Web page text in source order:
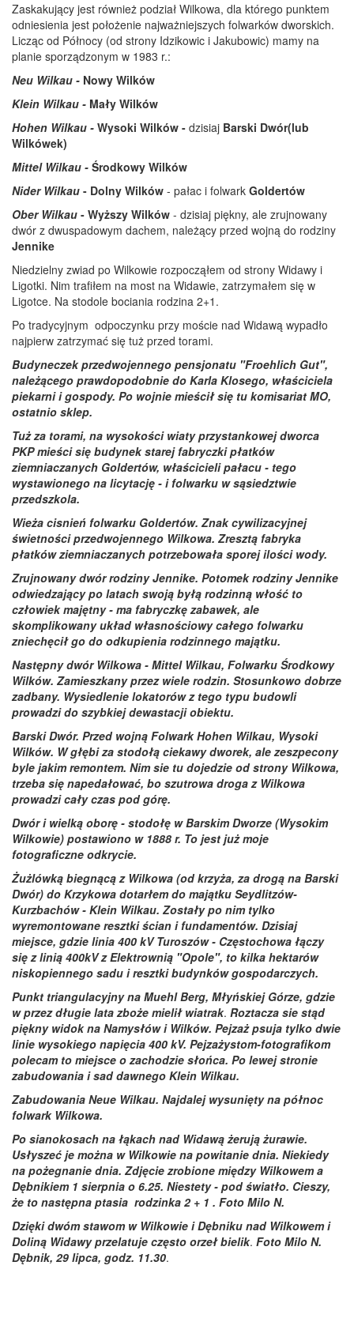
Zaskakujący jest również podział Wilkowa, dla którego punktem
odniesienia jest położenie najważniejszych folwarków dworskich.
Licząc od Północy (od strony Idzikowic i Jakubowic) mamy na
planie sporządzonym w 1983 r.:
Neu Wilkau - Nowy Wilków
Klein Wilkau - Mały Wilków
Hohen Wilkau - Wysoki Wilków - dzisiaj Barski Dwór(lub
Wilkówek)
Mittel Wilkau - Środkowy Wilków
Nider Wilkau - Dolny Wilków - pałac i folwark Goldertów
Ober Wilkau - Wyższy Wilków - dzisiaj piękny, ale zrujnowany
dwór z dwuspadowym dachem, należący przed wojną do rodziny
Jennike
Niedzielny zwiad po Wilkowie rozpocząłem od strony Widawy i
Ligotki. Nim trafiłem na most na Widawie, zatrzymałem się w
Ligotce. Na stodole bociania rodzina 2+1.
Po tradycyjnym odpoczynku przy moście nad Widawą wypadło
najpierw zatrzymać się tuż przed torami.
Budyneczek przedwojennego pensjonatu "Froehlich Gut",
należącego prawdopodobnie do Karla Klosego, właściciela
piekarni i gospody. Po wojnie mieścił się tu komisariat MO,
ostatnio sklep.
Tuż za torami, na wysokości wiaty przystankowej dworca
PKP mieści się budynek starej fabryczki płatków
ziemniaczanych Goldertów, właścicieli pałacu - tego
wystawionego na licytację - i folwarku w sąsiedztwie
przedszkola.
Wieża cisnień folwarku Goldertów. Znak cywilizacyjnej
świetności przedwojennego Wilkowa. Zresztą fabryka
płatków ziemniaczanych potrzebowała sporej ilości wody.
Zrujnowany dwór rodziny Jennike. Potomek rodziny Jennike
odwiedzający po latach swoją byłą rodzinną włość to
człowiek majętny - ma fabryczkę zabawek, ale
skomplikowany układ własnościowy całego folwarku
zniechęcił go do odkupienia rodzinnego majątku.
Następny dwór Wilkowa - Mittel Wilkau, Folwarku Środkowy
Wilków. Zamieszkany przez wiele rodzin. Stosunkowo dobrze
zadbany. Wysiedlenie lokatorów z tego typu budowli
prowadzi do szybkiej dewastacji obiektu.
Barski Dwór. Przed wojną Folwark Hohen Wilkau, Wysoki
Wilków. W głębi za stodołą ciekawy dworek, ale zeszpecony
byle jakim remontem. Nim sie tu dojedzie od strony Wilkowa,
trzeba się napedałować, bo szutrowa droga z Wilkowa
prowadzi cały czas pod górę.
Dwór i wielką oborę - stodołę w Barskim Dworze (Wysokim
Wilkowie) postawiono w 1888 r. To jest już moje
fotograficzne odkrycie.
Żużlówką biegnącą z Wilkowa (od krzyża, za drogą na Barski
Dwór) do Krzykowa dotarłem do majątku Seydlitzów-
Kurzbachów - Klein Wilkau. Zostały po nim tylko
wyremontowane resztki ścian i fundamentów. Dzisiaj
miejsce, gdzie linia 400 kV Turoszów - Częstochowa łączy
się z linią 400kV z Elektrownią "Opole", to kilka hektarów
niskopiennego sadu i resztki budynków gospodarczych.
Punkt triangulacyjny na Muehl Berg, Młyńskiej Górze, gdzie
w przez długie lata zboże mielił wiatrak. Roztacza sie stąd
piękny widok na Namysłów i Wilków. Pejzaż psuja tylko dwie
linie wysokiego napięcia 400 kV. Pejzażystom-fotografikom
polecam to miejsce o zachodzie słońca. Po lewej stronie
zabudowania i sad dawnego Klein Wilkau.
Zabudowania Neue Wilkau. Najdalej wysunięty na północ
folwark Wilkowa.
Po sianokosach na łąkach nad Widawą żerują żurawie.
Usłyszeć je można w Wilkowie na powitanie dnia. Niekiedy
na pożegnanie dnia. Zdjęcie zrobione między Wilkowem a
Dębnikiem 1 sierpnia o 6.25. Niestety - pod światło. Cieszy,
że to następna ptasia rodzinka 2 + 1 . Foto Milo N.
Dzięki dwóm stawom w Wilkowie i Dębniku nad Wilkowem i
Doliną Widawy przelatuje często orzeł bielik. Foto Milo N.
Dębnik, 29 lipca, godz. 11.30.